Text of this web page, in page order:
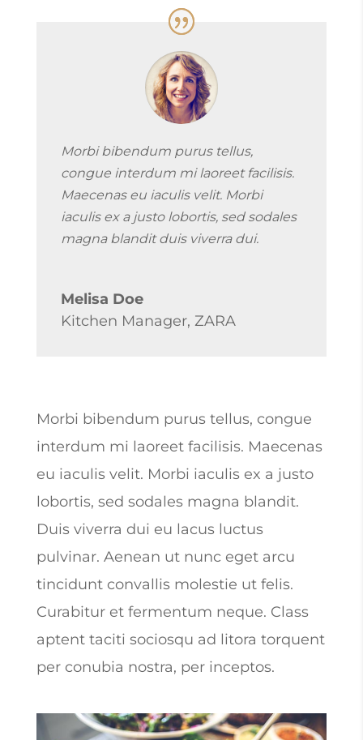
Morbi bibendum purus tellus,
congue interdum mi laoreet facilisis.
Maecenas eu iaculis velit. Morbi
iaculis ex a justo lobortis, sed sodales
magna blandit duis viverra dui.
Melisa Doe
Kitchen Manager, ZARA
Morbi bibendum purus tellus, congue
interdum mi laoreet facilisis. Maecenas
eu iaculis velit. Morbi iaculis ex a justo
lobortis, sed sodales magna blandit.
Duis viverra dui eu lacus luctus
pulvinar. Aenean ut nunc eget arcu
tincidunt convallis molestie ut felis.
Curabitur et fermentum neque. Class
aptent taciti sociosqu ad litora torquent
per conubia nostra, per inceptos.